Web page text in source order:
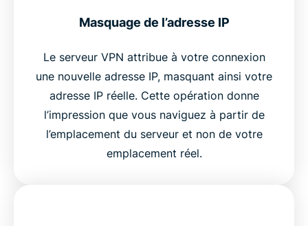
Masquage de l’adresse IP
Le serveur VPN attribue à votre connexion
une nouvelle adresse IP, masquant ainsi votre
adresse IP réelle. Cette opération donne
l’impression que vous naviguez à partir de
l’emplacement du serveur et non de votre
emplacement réel.